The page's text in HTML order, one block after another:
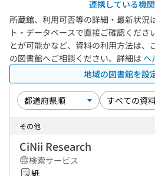
連携している機
所蔵館、利用可否等の詳細・最新状況
ト・データベースで直接ご確認くださ
とが可能かなど、資料の利用方法は、
の図書館へご相談ください。詳細は ヘ
地域の図書館を設
その他
CiNii Research
検索サービス
紙